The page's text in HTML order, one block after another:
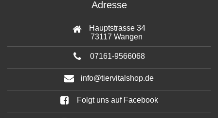
Adresse
Hauptstrasse 34
73117 Wangen
07161-9566068
info@tiervitalshop.de
Folgt uns auf Facebook